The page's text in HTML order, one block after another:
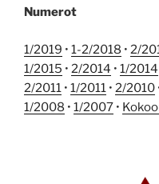
Numerot
1/2019 • 1-2/2018 • 2/
1/2015 • 2/2014 • 1/2014
2/2011 • 1/2011 • 2/2010
1/2008 • 1/2007 •